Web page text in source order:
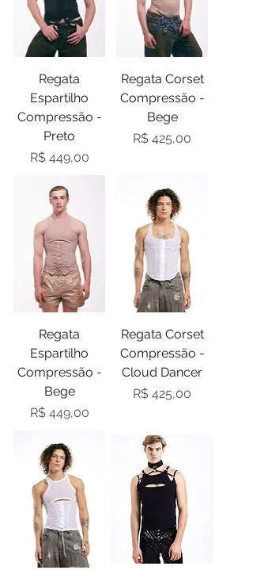
Regata
Espartilho
Compressão -
Preto
Preço
R$ 449,00
Regata Corset
Compressão -
Bege
Preço
R$ 425,00
Regata
Espartilho
Compressão -
Bege
Preço
R$ 449,00
Regata Corset
Compressão -
Cloud Dancer
Preço
R$ 425,00